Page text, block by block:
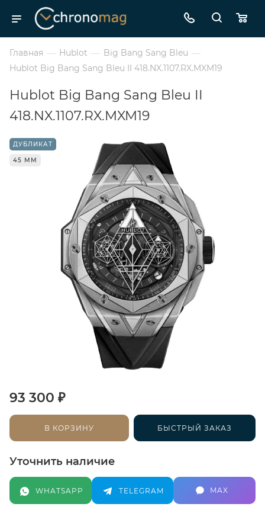
Главная — Hublot — Big Bang Sang Bleu —
Hublot Big Bang Sang Bleu II 418.NX.1107.RX.MXM19
Hublot Big Bang Sang Bleu II
418.NX.1107.RX.MXM19
ДУБЛИКАТ
45 ММ
93 300 ₽
В КОРЗИНУ БЫСТРЫЙ ЗАКАЗ
Уточнить наличие
WHATSAPP TELEGRAM MAX